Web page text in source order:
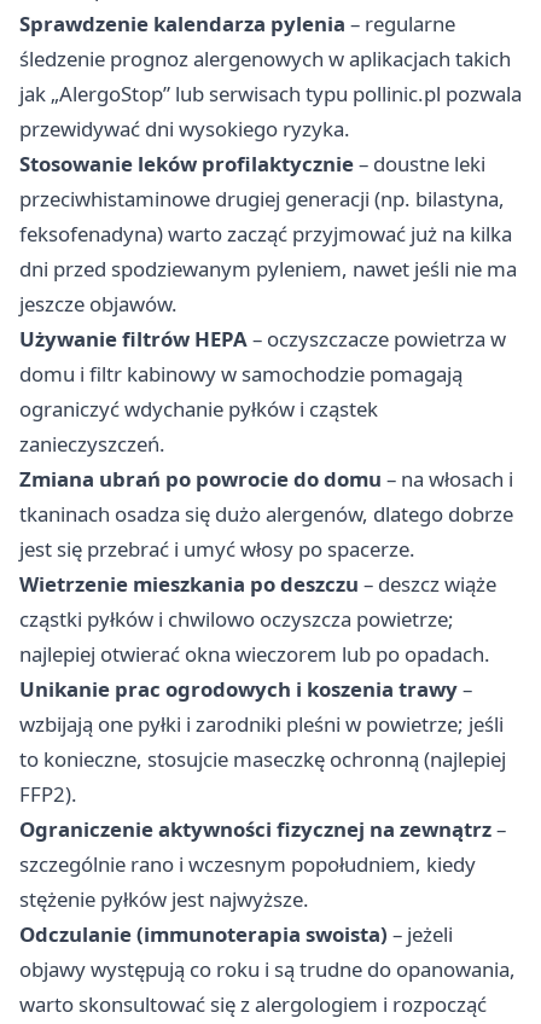
Sprawdzenie kalendarza pylenia – regularne
śledzenie prognoz alergenowych w aplikacjach takich
jak „AlergoStop” lub serwisach typu pollinic.pl pozwala
przewidywać dni wysokiego ryzyka.
Stosowanie leków profilaktycznie– doustne leki
przeciwhistaminowe drugiej generacji (np. bilastyna,
feksofenadyna) warto zacząć przyjmować już na kilka
dni przed spodziewanym pyleniem, nawet jeśli nie ma
jeszcze objawów.
Używanie filtrów HEPA– oczyszczacze powietrza w
domu i filtr kabinowy w samochodzie pomagają
ograniczyć wdychanie pyłków i cząstek
zanieczyszczeń.
Zmiana ubrań po powrocie do domu – na włosach i
tkaninach osadza się dużo alergenów, dlatego dobrze
jest się przebrać i umyć włosy po spacerze.
Wietrzenie mieszkania po deszczu – deszcz wiąże
cząstki pyłków i chwilowo oczyszcza powietrze;
najlepiej otwierać okna wieczorem lub po opadach.
Unikanie prac ogrodowych i koszenia trawy–
wzbijają one pyłki i zarodniki pleśni w powietrze; jeśli
to konieczne, stosujcie maseczkę ochronną (najlepiej
FFP2).
Ograniczenie aktywności fizycznej na zewnątrz–
szczególnie rano i wczesnym popołudniem, kiedy
stężenie pyłków jest najwyższe.
Odczulanie (immunoterapia swoista) – jeżeli
objawy występują co roku i są trudne do opanowania,
warto skonsultować się z alergologiem i rozpocząć